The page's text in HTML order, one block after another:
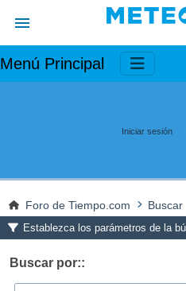
Menú Principal
Iniciar sesión
Foro de Tiempo.com Buscar
Establezca los parámetros de la
Buscar por::